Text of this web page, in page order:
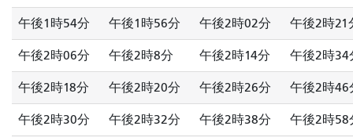
午後1時54分 午後1時56分 午後2時02分 午後2時21
午後2時06分 午後2時8分 午後2時14分 午後2時34
午後2時18分 午後2時20分 午後2時26分 午後2時46
午後2時30分 午後2時32分 午後2時38分 午後2時58